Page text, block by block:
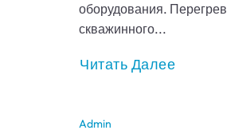
оборудования. Перегрев
скважинного...
Читать Далее
Admin